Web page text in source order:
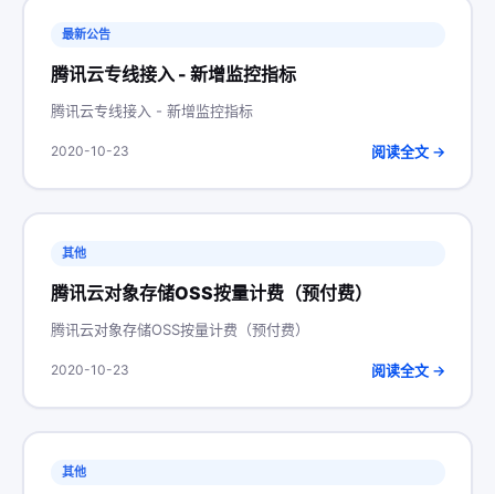
最新公告
腾讯云专线接入 - 新增监控指标
腾讯云专线接入 - 新增监控指标
2020-10-23 阅读全文 →
其他
腾讯云对象存储OSS按量计费（预付费）
腾讯云对象存储OSS按量计费（预付费）
2020-10-23 阅读全文 →
其他